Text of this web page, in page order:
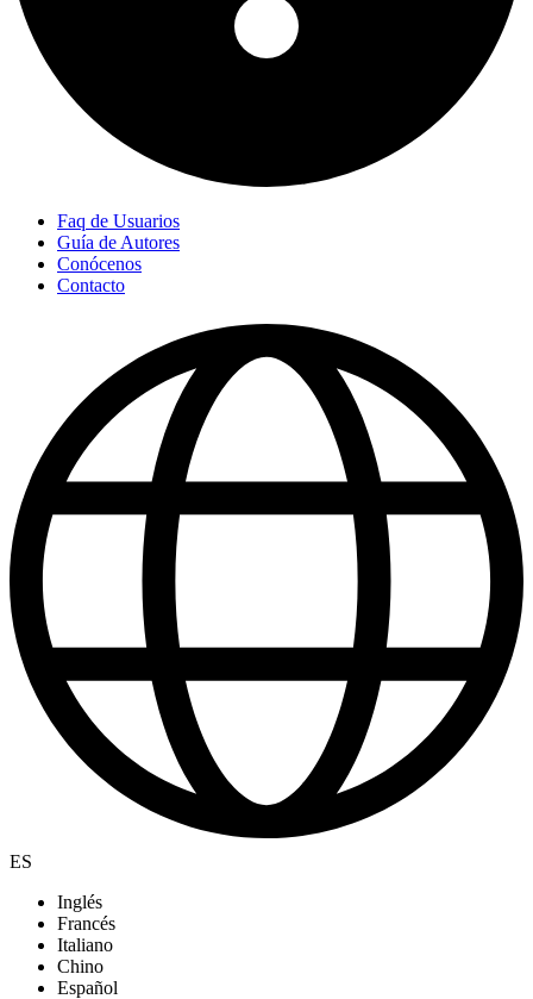
Faq de Usuarios
Guía de Autores
Conócenos
Contacto
ES
Inglés
Francés
Italiano
Chino
Español